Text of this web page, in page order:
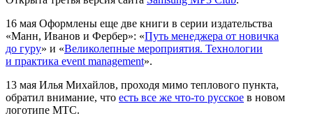
16 мая Оформлены еще две книги в серии издательства
«Манн, Иванов и Фербер»: «Путь менеджера от новичка
до гуру» и «Великолепные мероприятия. Технологии
и практика event management».
13 мая Илья Михайлов, проходя мимо теплового пункта,
обратил внимание, что есть все же что-то русское в новом
логотипе МТС.